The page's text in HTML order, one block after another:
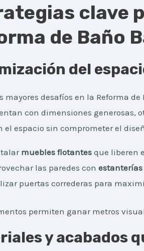
clave
de Baño
del
mayores desafíos en la Reforma
con dimensiones generosas,
el espacio sin comprometer el
muebles flotantes que liberen
las paredes conestanterías
puertas correderas para
permiten ganar metros
y acabados